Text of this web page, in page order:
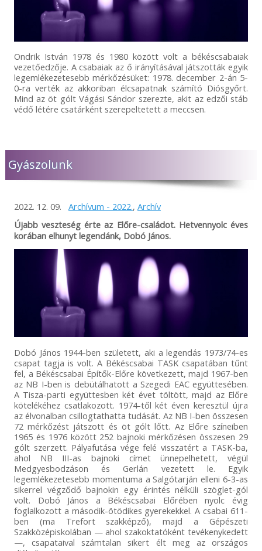
Ondrik István 1978 és 1980 között volt a békéscsabaiak
vezetőedzője. A csabaiak az ő irányításával játszották egyik
legemlékezetesebb mérkőzésüket: 1978. december 2-án 5-
0-ra verték az akkoriban élcsapatnak számító Diósgyőrt.
Mind az öt gólt Vágási Sándor szerezte, akit az edzői stáb
védő létére csatárként szerepeltetett a meccsen.
Gyászolunk
2022. 12. 09. Archívum - 2022., Archív
Újabb veszteség érte az Előre-családot. Hetvennyolc éves
korában elhunyt legendánk, Dobó János.
Dobó János 1944-ben született, aki a legendás 1973/74-es
csapat tagja is volt. A Békéscsabai TASK csapatában tűnt
fel, a Békéscsabai Építők-Előre következett, majd 1967-ben
az NB I-ben is debütálhatott a Szegedi EAC együttesében.
A Tisza-parti együttesben két évet töltött, majd az Előre
kötelékéhez csatlakozott. 1974-től két éven keresztül újra
az élvonalban csillogtathatta tudását. Az NB I-ben összesen
72 mérkőzést játszott és öt gólt lőtt. Az Előre színeiben
1965 és 1976 között 252 bajnoki mérkőzésen összesen 29
gólt szerzett. Pályafutása vége felé visszatért a TASK-ba,
ahol NB III-as bajnoki címet ünnepelhetett, végül
Medgyesbodzáson és Gerlán vezetett le. Egyik
legemlékezetesebb momentuma a Salgótarján elleni 6-3-as
sikerrel végződő bajnokin egy érintés nélküli szöglet-gól
volt. Dobó János a Békéscsabai Előrében nyolc évig
foglalkozott a második-ötödikes gyerekekkel. A csabai 611-
ben (ma Trefort szakképző), majd a Gépészeti
Szakközépiskolában — ahol szakoktatóként tevékenykedett
—, csapataival számtalan sikert élt meg az országos